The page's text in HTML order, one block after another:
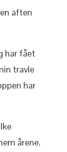
aften
har fået
travle
har
årene.